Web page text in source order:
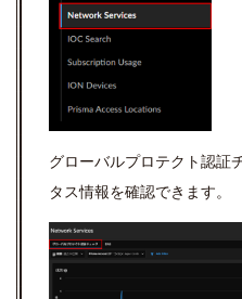
グローバルプロテクト認証
タス情報を確認できます。